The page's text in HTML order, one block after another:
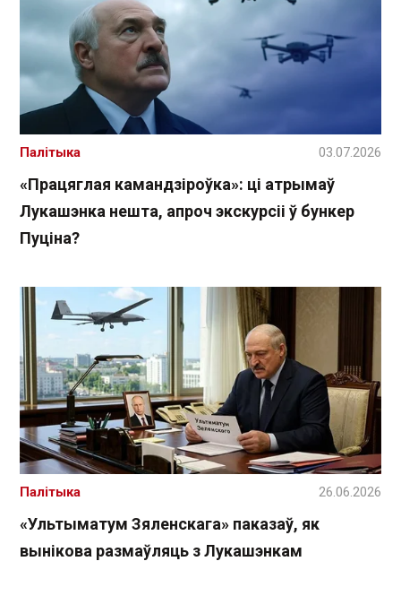
«Працяглая камандзіроўка»: ці атрымаў
Лукашэнка нешта, апроч экскурсіі ў бункер
Пуціна?
Палітыка 03.07.2026
«Ультыматум Зяленскага» паказаў, як
вынікова размаўляць з Лукашэнкам
Палітыка 26.06.2026